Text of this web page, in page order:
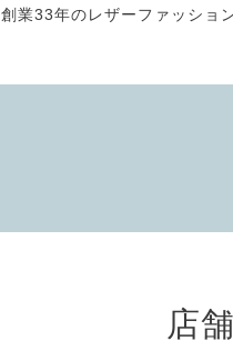
創業33年のレザーファッショ
店